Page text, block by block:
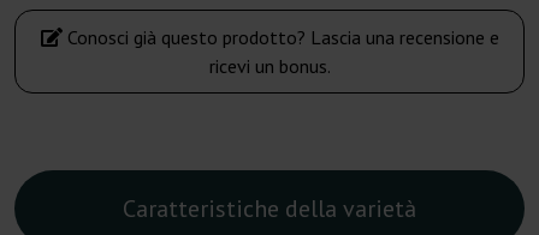
Conosci già questo prodotto? Lascia una recensione e
ricevi un bonus.
Caratteristiche della varietà